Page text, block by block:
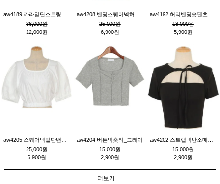
36,000원
12,000원
25,000원
6,900원
18,000원
5,900원
25,000원
6,900원
aw4204 버튼넥숏티_그레이
15,000원
2,900원
15,000원
2,900원
더보기 +